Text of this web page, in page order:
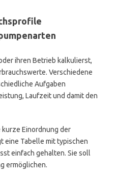
ihren Betrieb kalkulierst,
Verschiedene
Aufgaben
Laufzeit und damit den
Einordnung der
eine Tabelle mit typischen
einfach gehalten. Sie soll
ermöglichen.